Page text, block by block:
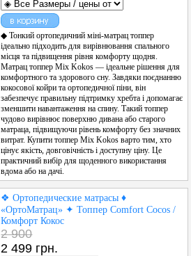
◆ Тонкий ортопедичний міні-матрац топпер
ідеально підходить для вирівнювання спального
місця та підвищення рівня комфорту щодня.
Матрац топпер Mix Kokos — ідеальне рішення для
комфортного та здорового сну. Завдяки поєднанню
кокосової койри та ортопедичної піни, він
забезпечує правильну підтримку хребта і допомагає
зменшити навантаження на спину. Такий топпер
чудово вирівнює поверхню дивана або старого
матраца, підвищуючи рівень комфорту без значних
витрат. Купити топпер Mix Kokos варто тим, хто
цінує якість, довговічність і доступну ціну. Це
практичний вибір для щоденного використання
вдома або на дачі.
❖ Ортопедические матрасы ♦
«ОртоМатрац» ✦ Топпер Comfort Cocos /
Комфорт Кокос
2 900
2 499 грн.